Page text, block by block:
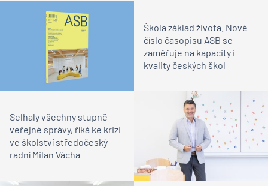
Škola základ života. Nové
číslo časopisu ASB se
zaměřuje na kapacity i
kvality českých škol
Selhaly všechny stupně
veřejné správy, říká ke krizi
ve školství středočeský
radní Milan Vácha